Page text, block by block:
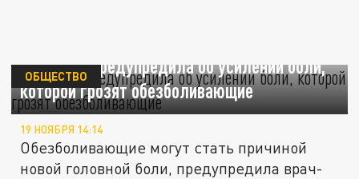
Невролог предупредила об усилении боли,
которой грозят обезболивающие
ОБЩЕСТВО
19 НОЯБРЯ 14:14
Обезболивающие могут стать причиной
новой головной боли, предупредила врач-